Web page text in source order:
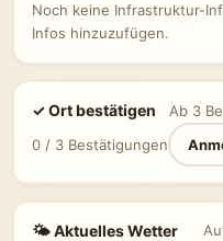
Noch keine Infrastruktur-
Infos hinzuzufügen.
✓ Ort bestätigen
Ab 3
0 / 3 Bestätigungen
🌤 Aktuelles Wetter